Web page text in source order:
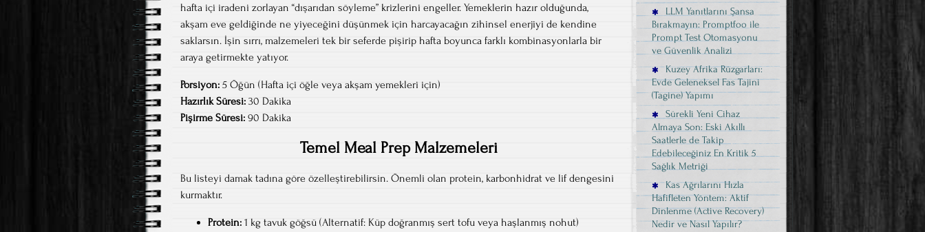
hafta içi iradeni zorlayan “dışarıdan söyleme” krizlerini engeller. Yemeklerin hazır olduğunda,
akşam eve geldiğinde ne yiyeceğini düşünmek için harcayacağın zihinsel enerjiyi de kendine
saklarsın. İşin sırrı, malzemeleri tek bir seferde pişirip hafta boyunca farklı kombinasyonlarla bir
araya getirmekte yatıyor.
Porsiyon: 5 Öğün (Hafta içi öğle veya akşam yemekleri için)
Hazırlık Süresi: 30 Dakika
Pişirme Süresi: 90 Dakika
Temel Meal Prep Malzemeleri
Bu listeyi damak tadına göre özelleştirebilirsin. Önemli olan protein, karbonhidrat ve lif dengesini
kurmaktır.
Protein: 1 kg tavuk göğsü (Alternatif: Küp doğranmış sert tofu veya haşlanmış nohut)
LLM Yanıtlarını Şansa
Bırakmayın: Promptfoo ile
Prompt Test Otomasyonu
ve Güvenlik Analizi
Kuzey Afrika Rüzgarları:
Evde Geleneksel Fas Tajini
(Tagine) Yapımı
Sürekli Yeni Cihaz
Almaya Son: Eski Akıllı
Saatlerle de Takip
Edebileceğiniz En Kritik 5
Sağlık Metriği
Kas Ağrılarını Hızla
Hafifleten Yöntem: Aktif
Dinlenme (Active Recovery)
Nedir ve Nasıl Yapılır?